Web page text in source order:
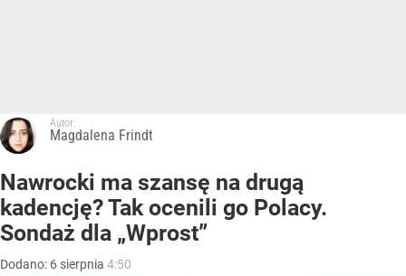
Autor:
Magdalena Frindt
Nawrocki ma szansę na drugą
kadencję? Tak ocenili go Polacy.
Sondaż dla „Wprost”
Dodano: 6 sierpnia 4:50